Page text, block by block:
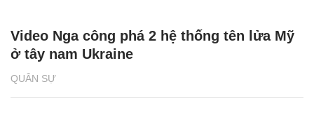
QUÂN SỰ
Video Nga công phá 2 hệ thống tên lửa Mỹ
ở tây nam Ukraine